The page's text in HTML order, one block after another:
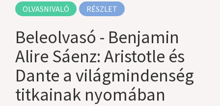
OLVASNIVALÓ RÉSZLET
Beleolvasó - Benjamin
Alire Sáenz: Aristotle és
Dante a világmindenség
titkainak nyomában